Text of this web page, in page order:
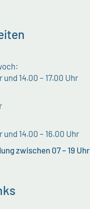
und 14.00 – 17.00 Uhr
und 14.00 – 16.00 Uhr
zwischen 07 – 19 Uhr